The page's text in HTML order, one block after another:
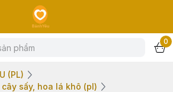
0
(PL)
sấy, hoa lá khô (pl)